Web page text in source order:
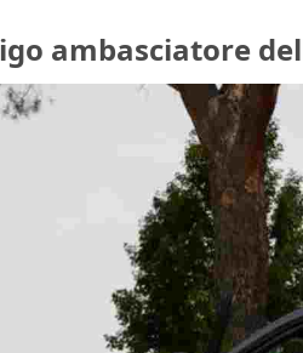
ambasciatore